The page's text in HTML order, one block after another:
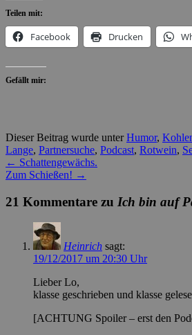
Teilen mit:
Facebook Drucken
Gefällt mir:
Dieser Beitrag wurde unterHumor,
Lange, Partnersuche, Podcast, Rotwein,
← Schattengewächs.
Zum Schießen! →
21 Kommentare zu Ich bin auf
Heinrich sagt:
19/12/2017 um 20:30 Uhr
Lieber Lo,
klasse geschrieben und klasse
[ACHTUNG Spoiler – erst den